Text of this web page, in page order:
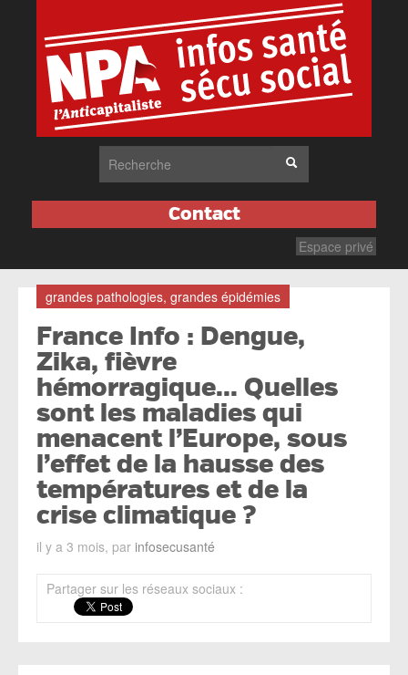
Contact
Espace privé
grandes pathologies, grandes épidémies
France Info : Dengue,
Zika, fièvre
hémorragique... Quelles
sont les maladies qui
menacent l’Europe, sous
l’effet de la hausse des
températures et de la
crise climatique ?
il y a 3 mois, par infosecusanté
Partager sur les réseaux sociaux :